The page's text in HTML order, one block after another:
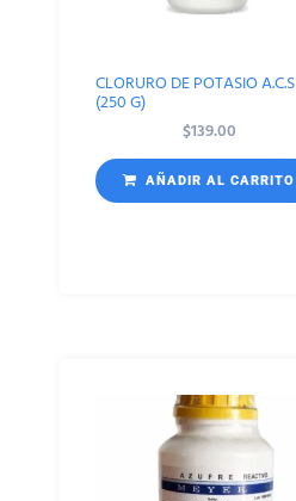
CLORURO DE POTASIO A.C.S
(250 G)
$139.00
AÑADIR AL CARRITO